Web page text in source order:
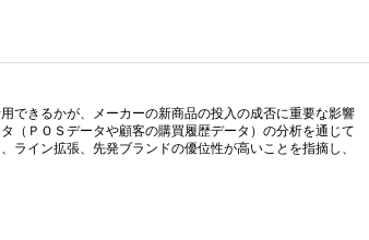
できるかが、メーカーの新商品の投入の成否に重要な影響
（ＰＯＳデータや顧客の購買履歴データ）の分析を通じて
イン拡張、先発ブランドの優位性が高いことを指摘し、